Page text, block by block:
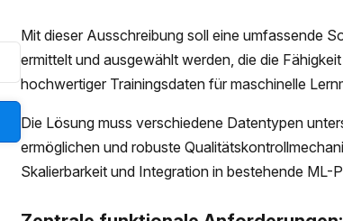
Mit dieser Ausschreibung soll eine umfassende
ermittelt und ausgewählt werden, die die
hochwertiger Trainingsdaten für maschinelle
Die Lösung muss verschiedene Datentypen
ermöglichen und robuste
Skalierbarkeit und Integration in bestehende ML-